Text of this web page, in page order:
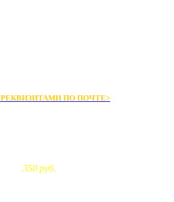
ПО ПОЧТЕ>
350 руб.